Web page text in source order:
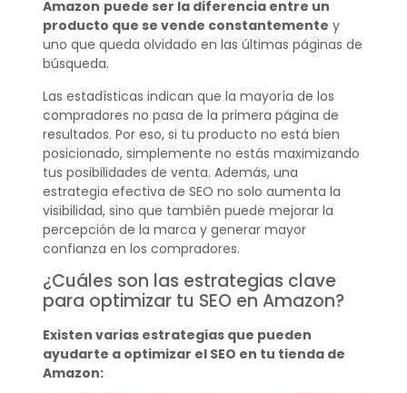
Amazon puede ser la diferencia entre un
producto que se vende constantemente y
uno que queda olvidado en las últimas páginas de
búsqueda.
Las estadísticas indican que la mayoría de los
compradores no pasa de la primera página de
resultados. Por eso, si tu producto no está bien
posicionado, simplemente no estás maximizando
tus posibilidades de venta. Además, una
estrategia efectiva de SEO no solo aumenta la
visibilidad, sino que también puede mejorar la
percepción de la marca y generar mayor
confianza en los compradores.
¿Cuáles son las estrategias clave
para optimizar tu SEO en Amazon?
Existen varias estrategias que pueden
ayudarte a optimizar el SEO en tu tienda de
Amazon: